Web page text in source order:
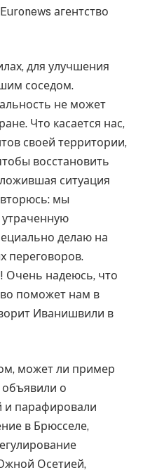
агентство
для улучшения
соседом.
не может
Что касается нас,
своей территории,
восстановить
ситуация
мы
утраченную
делаю на
переговоров.
Очень надеюсь, что
поможет нам в
Иванишвили в
может ли пример
о
парафировали
в Брюсселе,
Осетией,